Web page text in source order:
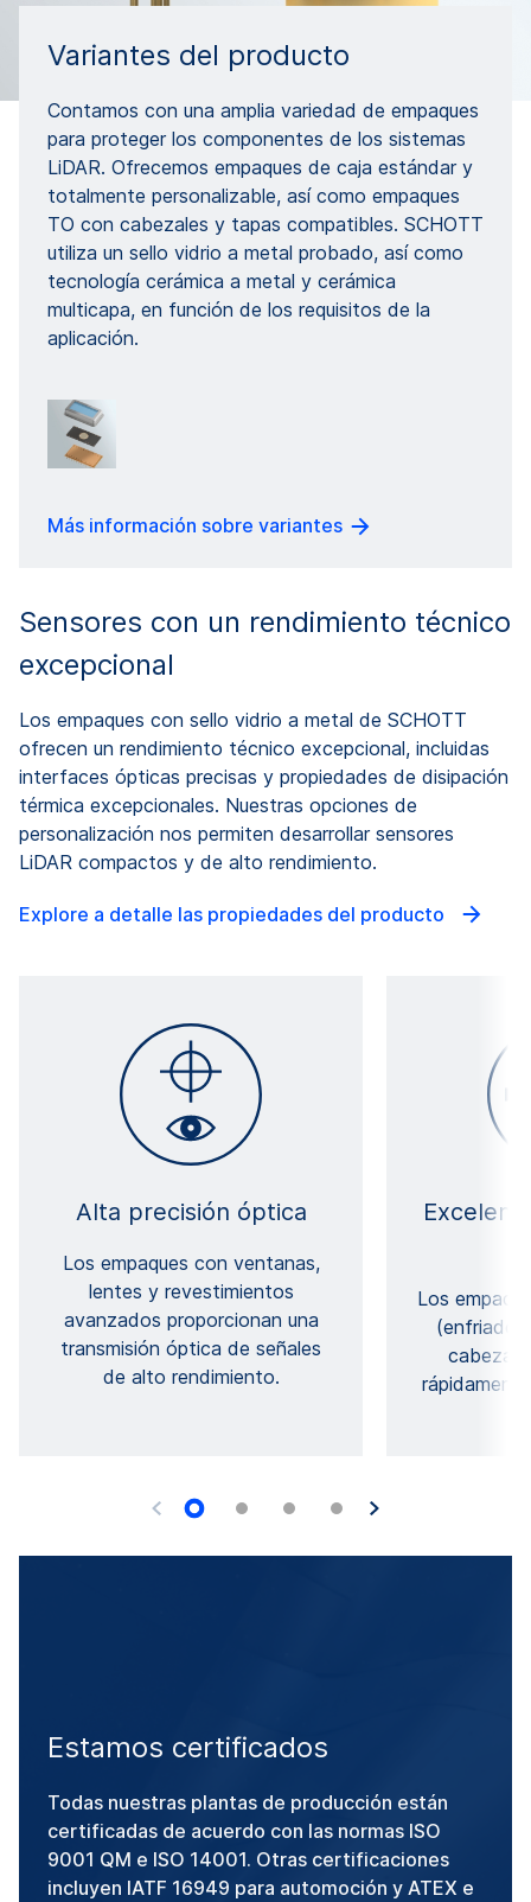
Variantes del producto
Contamos con una amplia variedad de empaques
para proteger los componentes de los sistemas
LiDAR. Ofrecemos empaques de caja estándar y
totalmente personalizable, así como empaques
TO con cabezales y tapas compatibles. SCHOTT
utiliza un sello vidrio a metal probado, así como
tecnología cerámica a metal y cerámica
multicapa, en función de los requisitos de la
aplicación.
Más información sobre variantes
Sensores con un rendimiento técnico
excepcional
Los empaques con sello vidrio a metal de SCHOTT
ofrecen un rendimiento técnico excepcional, incluidas
interfaces ópticas precisas y propiedades de disipación
térmica excepcionales. Nuestras opciones de
personalización nos permiten desarrollar sensores
LiDAR compactos y de alto rendimiento.
Explore a detalle las propiedades del producto
Alta precisión óptica
Los empaques con ventanas,
lentes y revestimientos
avanzados proporcionan una
transmisión óptica de señales
de alto rendimiento.
Los
(enfriador
cabezal
Estamos certificados
Todas nuestras plantas de producción están
certificadas de acuerdo con las normas ISO
9001 QM e ISO 14001. Otras certificaciones
incluyen IATF 16949 para automoción y ATEX e